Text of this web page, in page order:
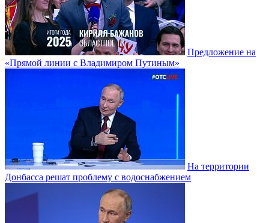
Предложение на
«Прямой линии с Владимиром Путиным»
На территории
Донбасса решат проблему с водоснабжением